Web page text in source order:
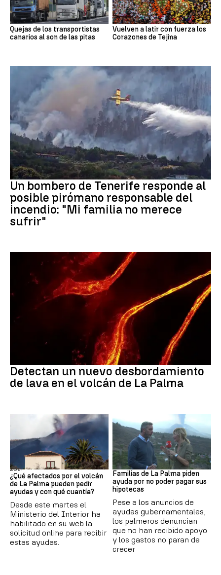
Quejas de los transportistas
canarios al son de las pitas
Vuelven a latir con fuerza los
Corazones de Tejina
Incendios
Un bombero de Tenerife responde al
posible pirómano responsable del
incendio: "Mi familia no merece
sufrir"
Detectan un nuevo desbordamiento
de lava en el volcán de La Palma
Erupción volcánica de La Palma de
2021
¿Qué afectados por el volcán
de La Palma pueden pedir
ayudas y con qué cuantía?
Desde este martes el
Ministerio del Interior ha
habilitado en su web la
solicitud online para recibir
estas ayudas.
Desesperación
Familias de La Palma piden
ayuda por no poder pagar sus
hipotecas
Pese a los anuncios de
ayudas gubernamentales,
los palmeros denuncian
que no han recibido apoyo
y los gastos no paran de
crecer